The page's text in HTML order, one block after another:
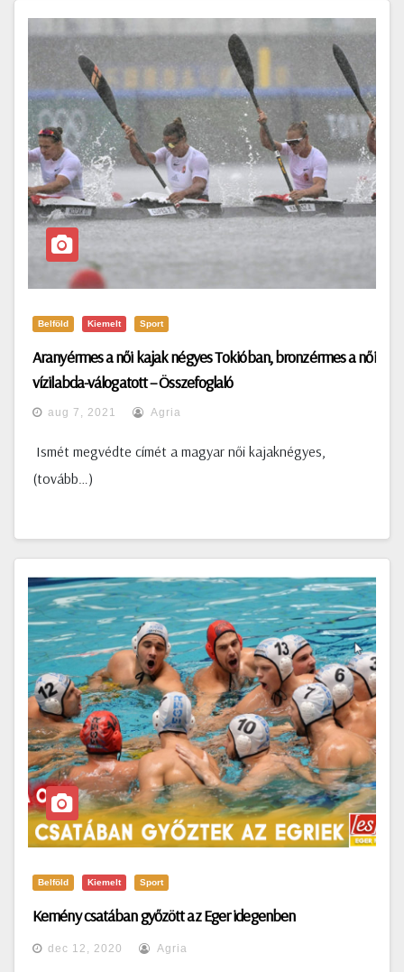
Belföld Kiemelt Sport
Aranyérmes a női kajak négyes Tokióban, bronzérmes a női
vízilabda-válogatott – Összefoglaló
aug 7, 2021 Agria
Ismét megvédte címét a magyar női kajaknégyes,
(tovább…)
Belföld Kiemelt Sport
Kemény csatában győzött az Eger idegenben
dec 12, 2020 Agria